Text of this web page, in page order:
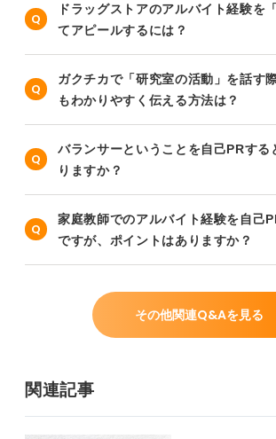
ドラッグストアのアルバイト経験を
てアピールするには？
ガクチカで「研究室の活動」を話す
もわかりやすく伝える方法は？
バランサーということを自己PRする
りますか？
家庭教師でのアルバイト経験を自己
ですが、ポイントはありますか？
その他関連Q&Aを見る
関連記事